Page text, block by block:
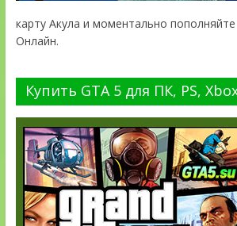
карту Акула и моментально
Онлайн.
Купить GTA 5 для ПК, PS,